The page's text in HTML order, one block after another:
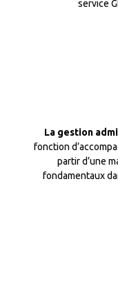
service
La gestion
fonction
partir d’une
fondamentaux